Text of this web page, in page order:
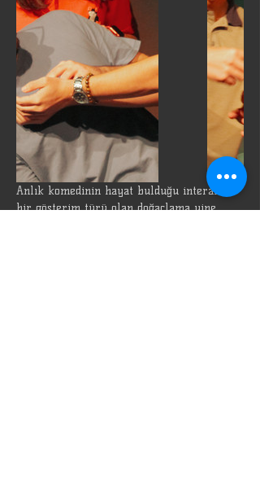
Anlık komedinin hayat bulduğu interaktif
bir gösterim türü olan doğaçlama yine